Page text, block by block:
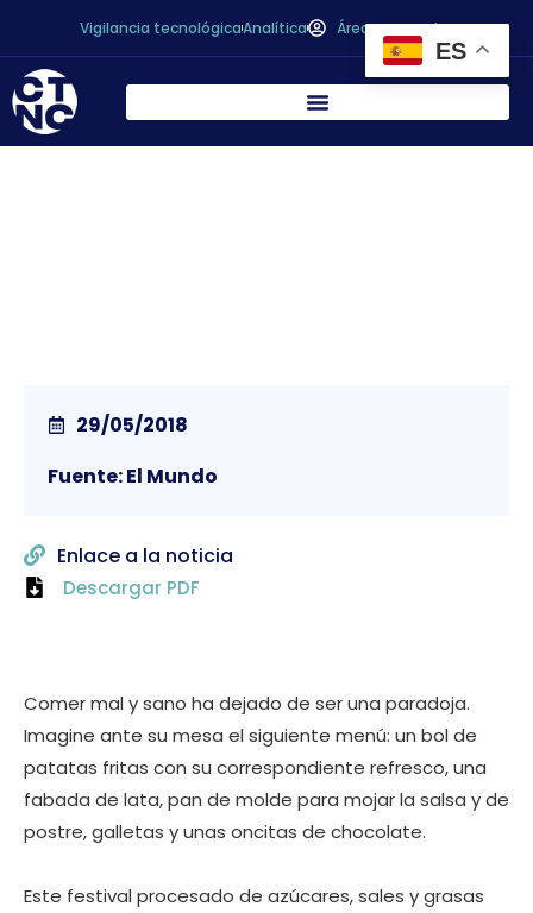
Vigilancia tecnológicaAnalítica Área personal
Comer mal y sano ha dejado de ser una paradoja.
Imagine ante su mesa el siguiente menú: un bol de
patatas fritas con su correspondiente refresco, una
fabada de lata, pan de molde para mojar la salsa y de
postre, galletas y unas oncitas de chocolate.
Este festival procesado de azúcares, sales y grasas
29/05/2018
Fuente: El Mundo
Enlace a la noticia
Descargar PDF
ES